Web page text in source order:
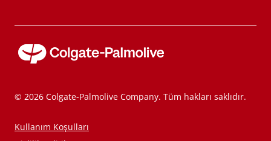
© 2026 Colgate-Palmolive Company. Tüm hakları saklıdır.
Kullanım Koşulları